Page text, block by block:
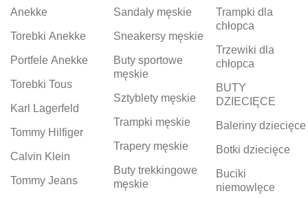
Anekke
Torebki Anekke
Portfele Anekke
Torebki Tous
Karl Lagerfeld
Tommy Hilfiger
Calvin Klein
Tommy Jeans
Sandały męskie
Sneakersy męskie
Buty sportowe
męskie
Sztyblety męskie
Trampki męskie
Trapery męskie
Buty trekkingowe
męskie
Trampki dla
chłopca
Trzewiki dla
chłopca
BUTY
DZIECIĘCE
Baleriny dziecięce
Botki dziecięce
Buciki
niemowlęce